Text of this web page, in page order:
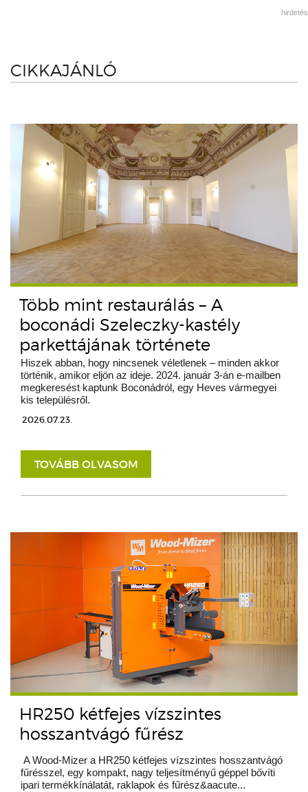
hirdetés
CIKKAJÁNLÓ
Több mint restaurálás – A
boconádi Szeleczky-kastély
parkettájának története
Hiszek abban, hogy nincsenek véletlenek – minden akkor
történik, amikor eljön az ideje. 2024. január 3-án e-mailben
megkeresést kaptunk Boconádról, egy Heves vármegyei
kis településről.
2026.07.23.
TOVÁBB OLVASOM
HR250 kétfejes vízszintes
hosszantvágó fűrész
A Wood-Mizer a HR250 kétfejes vízszintes hosszantvágó
fűrésszel, egy kompakt, nagy teljesítményű géppel bővíti
ipari termékkínálatát, raklapok és fűrész&aacute...